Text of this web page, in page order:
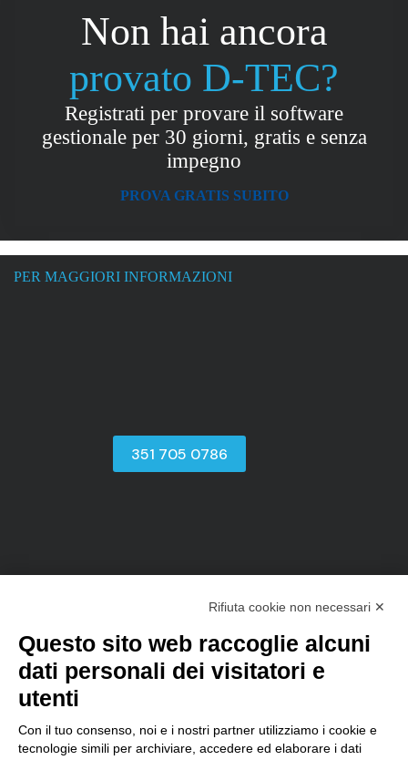
Non hai ancora
provato D-TEC?
Registrati per provare il software
gestionale per 30 giorni, gratis e senza
impegno
PROVA GRATIS SUBITO
PER MAGGIORI INFORMAZIONI
351 705 0786
sales@d-one.info
Software
Pensato per
Perchè scegliere D-TEC
Vantaggi del Cloud
Offerte e Pacchetti
Rifiuta cookie non necessari ✕
Questo sito web raccoglie alcuni
dati personali dei visitatori e
utenti
Con il tuo consenso, noi e i nostri partner utilizziamo i cookie e
tecnologie simili per archiviare, accedere ed elaborare i dati